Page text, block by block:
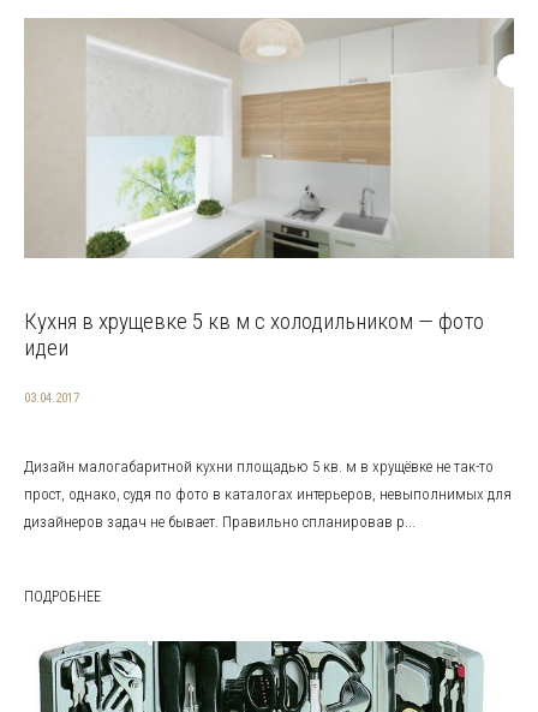
Кухня в хрущевке 5 кв м с холодильником — фото
идеи
03.04.2017
Дизайн малогабаритной кухни площадью 5 кв. м в хрущёвке не так-то
прост, однако, судя по фото в каталогах интерьеров, невыполнимых для
дизайнеров задач не бывает. Правильно спланировав р...
ПОДРОБНЕЕ